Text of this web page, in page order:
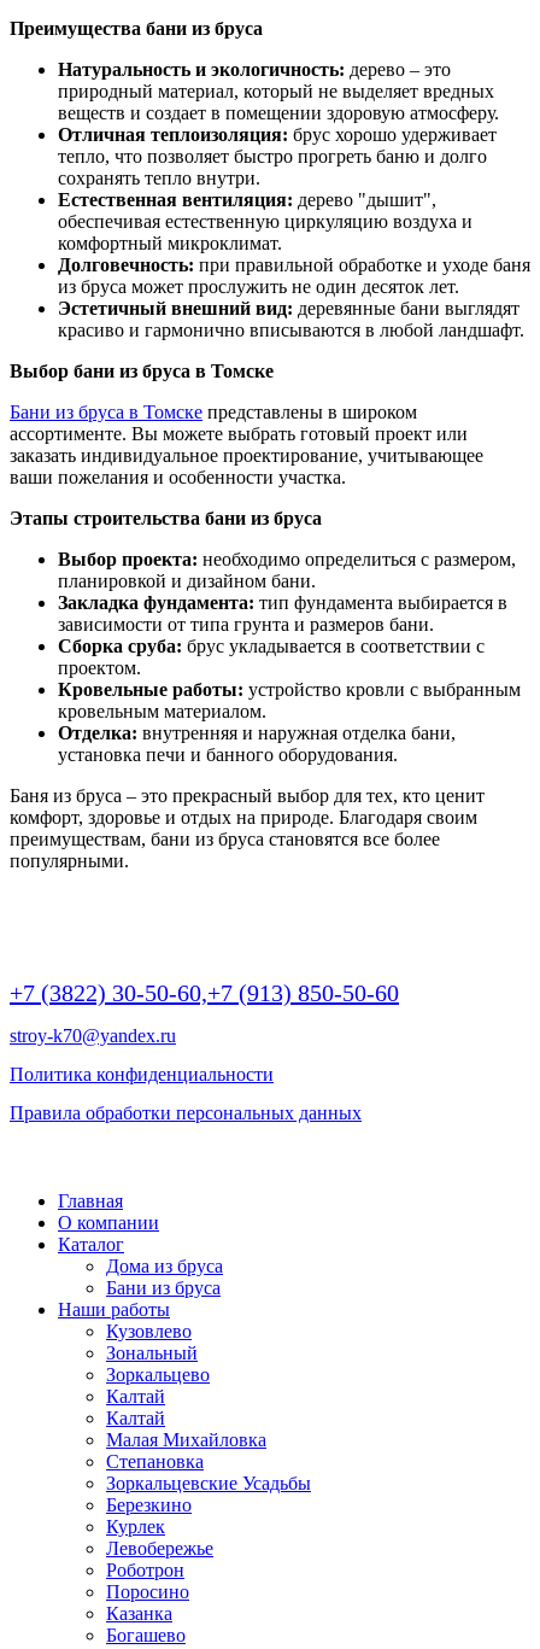
Преимущества бани из бруса
Натуральность и экологичность: дерево – это
природный материал, который не выделяет вредных
веществ и создает в помещении здоровую атмосферу.
Отличная теплоизоляция: брус хорошо удерживает
тепло, что позволяет быстро прогреть баню и долго
сохранять тепло внутри.
Естественная вентиляция: дерево "дышит",
обеспечивая естественную циркуляцию воздуха и
комфортный микроклимат.
Долговечность: при правильной обработке и уходе баня
из бруса может прослужить не один десяток лет.
Эстетичный внешний вид: деревянные бани выглядят
красиво и гармонично вписываются в любой ландшафт.
Выбор бани из бруса в Томске
Бани из бруса в Томске представлены в широком
ассортименте. Вы можете выбрать готовый проект или
заказать индивидуальное проектирование, учитывающее
ваши пожелания и особенности участка.
Этапы строительства бани из бруса
Выбор проекта: необходимо определиться с размером,
планировкой и дизайном бани.
Закладка фундамента: тип фундамента выбирается в
зависимости от типа грунта и размеров бани.
Сборка сруба: брус укладывается в соответствии с
проектом.
Кровельные работы: устройство кровли с выбранным
кровельным материалом.
Отделка: внутренняя и наружная отделка бани,
установка печи и банного оборудования.
Баня из бруса – это прекрасный выбор для тех, кто ценит
комфорт, здоровье и отдых на природе. Благодаря своим
преимуществам, бани из бруса становятся все более
популярными.
+7 (3822) 30-50-60,+7 (913) 850-50-60
stroy-k70@yandex.ru
Политика конфиденциальности
Правила обработки персональных данных
Главная
О компании
Каталог
Дома из бруса
Бани из бруса
Наши работы
Кузовлево
Зональный
Зоркальцево
Калтай
Калтай
Малая Михайловка
Степановка
Зоркальцевские Усадьбы
Березкино
Курлек
Левобережье
Роботрон
Поросино
Казанка
Богашево